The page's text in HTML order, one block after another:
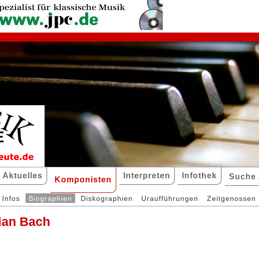
Aktuelles Komponisten Interpreten Infothek Suche
Infos Biographien Diskographien Uraufführungen Zeitgenossen
Bach